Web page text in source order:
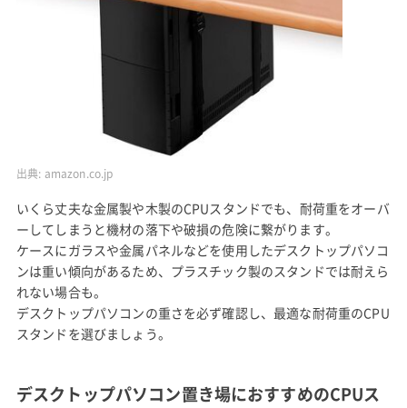
出典: amazon.co.jp
いくら丈夫な金属製や木製のCPUスタンドでも、耐荷重をオーバ
ーしてしまうと機材の落下や破損の危険に繋がります。
ケースにガラスや金属パネルなどを使用したデスクトップパソコ
ンは重い傾向があるため、プラスチック製のスタンドでは耐えら
れない場合も。
デスクトップパソコンの重さを必ず確認し、最適な耐荷重のCPU
スタンドを選びましょう。
デスクトップパソコン置き場におすすめのCPUス